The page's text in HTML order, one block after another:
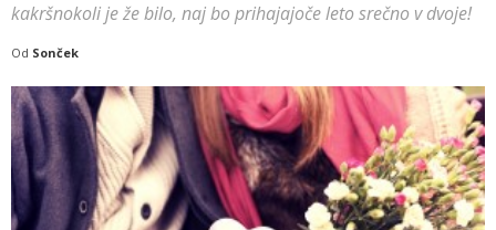
kakršnokoli je že bilo, naj bo prihajajoče leto srečno v dvoje!
Od Sonček